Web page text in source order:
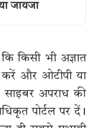
जायजा
किसी भी अज्ञात
करें और ओटीपी या
साइबर अपराध की
पोर्टल पर दें।